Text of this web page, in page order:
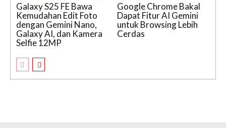
Galaxy S25 FE Bawa
Kemudahan Edit Foto
dengan Gemini Nano,
Galaxy AI, dan Kamera
Selfie 12MP
Google Chrome Bakal
Dapat Fitur AI Gemini
untuk Browsing Lebih
Cerdas